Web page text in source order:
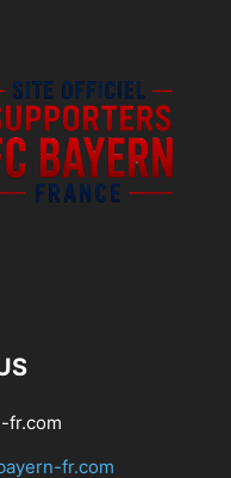
fr.com
fr.com